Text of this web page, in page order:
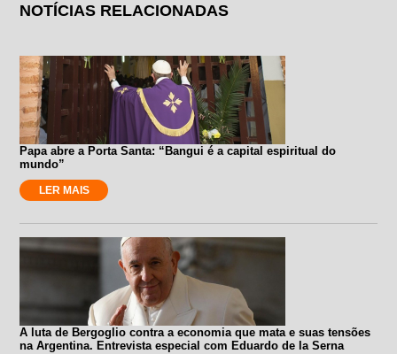
NOTÍCIAS RELACIONADAS
Papa abre a Porta Santa: “Bangui é a capital espiritual do
mundo”
LER MAIS
A luta de Bergoglio contra a economia que mata e suas tensões
na Argentina. Entrevista especial com Eduardo de la Serna